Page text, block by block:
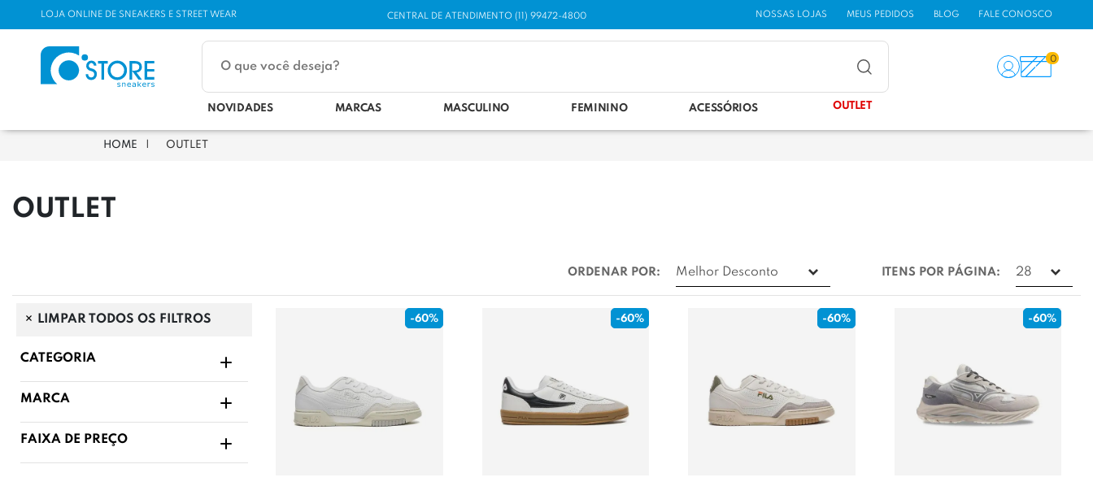
LOJA ONLINE DE SNEAKERS E STREET WEAR CENTRAL DE ATENDIMENTO (11) 99472-4800 NOSSAS LOJAS MEUS PEDIDOS BLOG FALE CONOSCO
0
NOVIDADES MARCAS MASCULINO FEMININO ACESSÓRIOS OUTLET
OUTLET
OUTLET
LIMPAR TODOS OS FILTROS
CATEGORIA
MARCA
FAIXA DE PREÇO
ORDENAR POR: ITENS POR PÁGINA:
-60% -60% -60% -60%